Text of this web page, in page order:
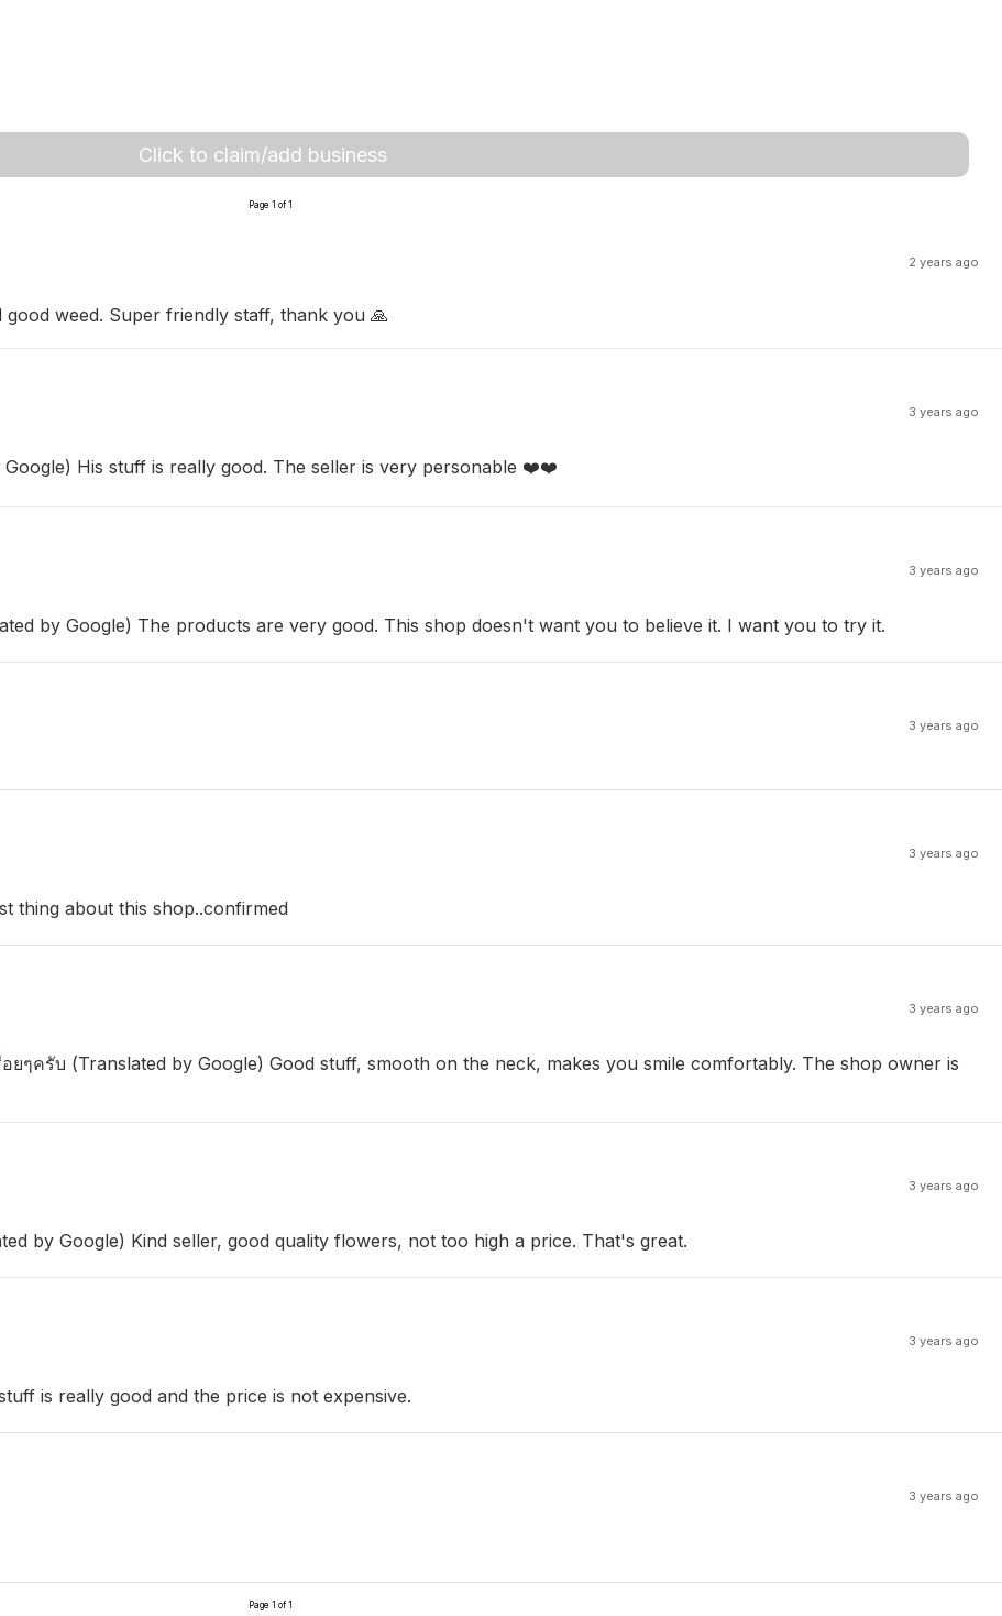
Click to claim/add business
Page 1 of 1
2 years ago
weed. Super friendly staff, thank you 🙏
3 years ago
His stuff is really good. The seller is very personable ❤️❤️
3 years ago
by Google) The products are very good. This shop doesn't want you to believe it. I want you to try it.
3 years ago
3 years ago
thing about this shop..confirmed
3 years ago
ๆครับ (Translated by Google) Good stuff, smooth on the neck, makes you smile comfortably. The shop owner is
3 years ago
by Google) Kind seller, good quality flowers, not too high a price. That's great.
3 years ago
is really good and the price is not expensive.
3 years ago
Page 1 of 1